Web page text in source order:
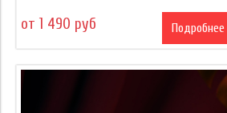
от 1 490 руб Подробнее